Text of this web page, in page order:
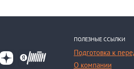
ПОЛЕЗНЫЕ ССЫЛКИ
Подготовка к
О компании